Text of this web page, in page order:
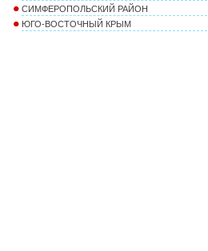
СИМФЕРОПОЛЬСКИЙ РАЙОН
ЮГО-ВОСТОЧНЫЙ КРЫМ